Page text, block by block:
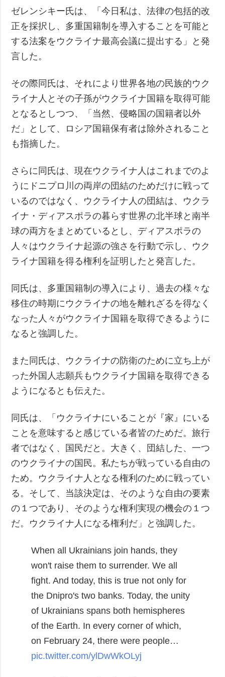
動画
ゼレンシキー氏は、「今日私は、法律の包括的改
正を採択し、多重国籍制を導入することを可能と
する法案をウクライナ最高会議に提出する」と発
言した。
その際同氏は、それにより世界各地の民族的ウク
ライナ人とその子孫がウクライナ国籍を取得可能
となるとしつつ、「当然、侵略国の国籍者以外
だ」として、ロシア国籍保有者は除外されること
も指摘した。
さらに同氏は、現在ウクライナ人はこれまでのよ
うにドニプロ川の両岸の団結のためだけに戦って
いるのではなく、ウクライナ人の団結は、ウクラ
イナ・ディアスポラの暮らす世界の北半球と南半
球の両方をまとめているとし、ディアスポラの
人々はウクライナ起源の強さを行動で示し、ウク
ライナ国籍を得る権利を証明したと発言した。
同氏は、多重国籍制の導入により、過去の様々な
移住の時期にウクライナの地を離れざるを得なく
なった人々がウクライナ国籍を取得できるように
なると強調した。
また同氏は、ウクライナの防衛のために立ち上が
った外国人志願兵もウクライナ国籍を取得できる
ようになるとも伝えた。
同氏は、「ウクライナにいることが『家』にいる
ことを意味すると感じている者皆のためだ。旅行
者ではなく、国民だと。大きく、団結した、一つ
のウクライナの国民。私たちが戦っている自由の
ため。ウクライナ人となる権利のために戦ってい
る。そして、当該決定は、そのような自由の要素
の１つであり、そのような権利実現の機会の１つ
だ。ウクライナ人になる権利だ」と強調した。
When all Ukrainians join hands, they
won't raise them to surrender. We all
fight. And today, this is true not only for
the Dnipro's two banks. Today, the unity
of Ukrainians spans both hemispheres
of the Earth. In every corner of which,
on February 24, there were people…
pic.twitter.com/ylDwWkOLyj